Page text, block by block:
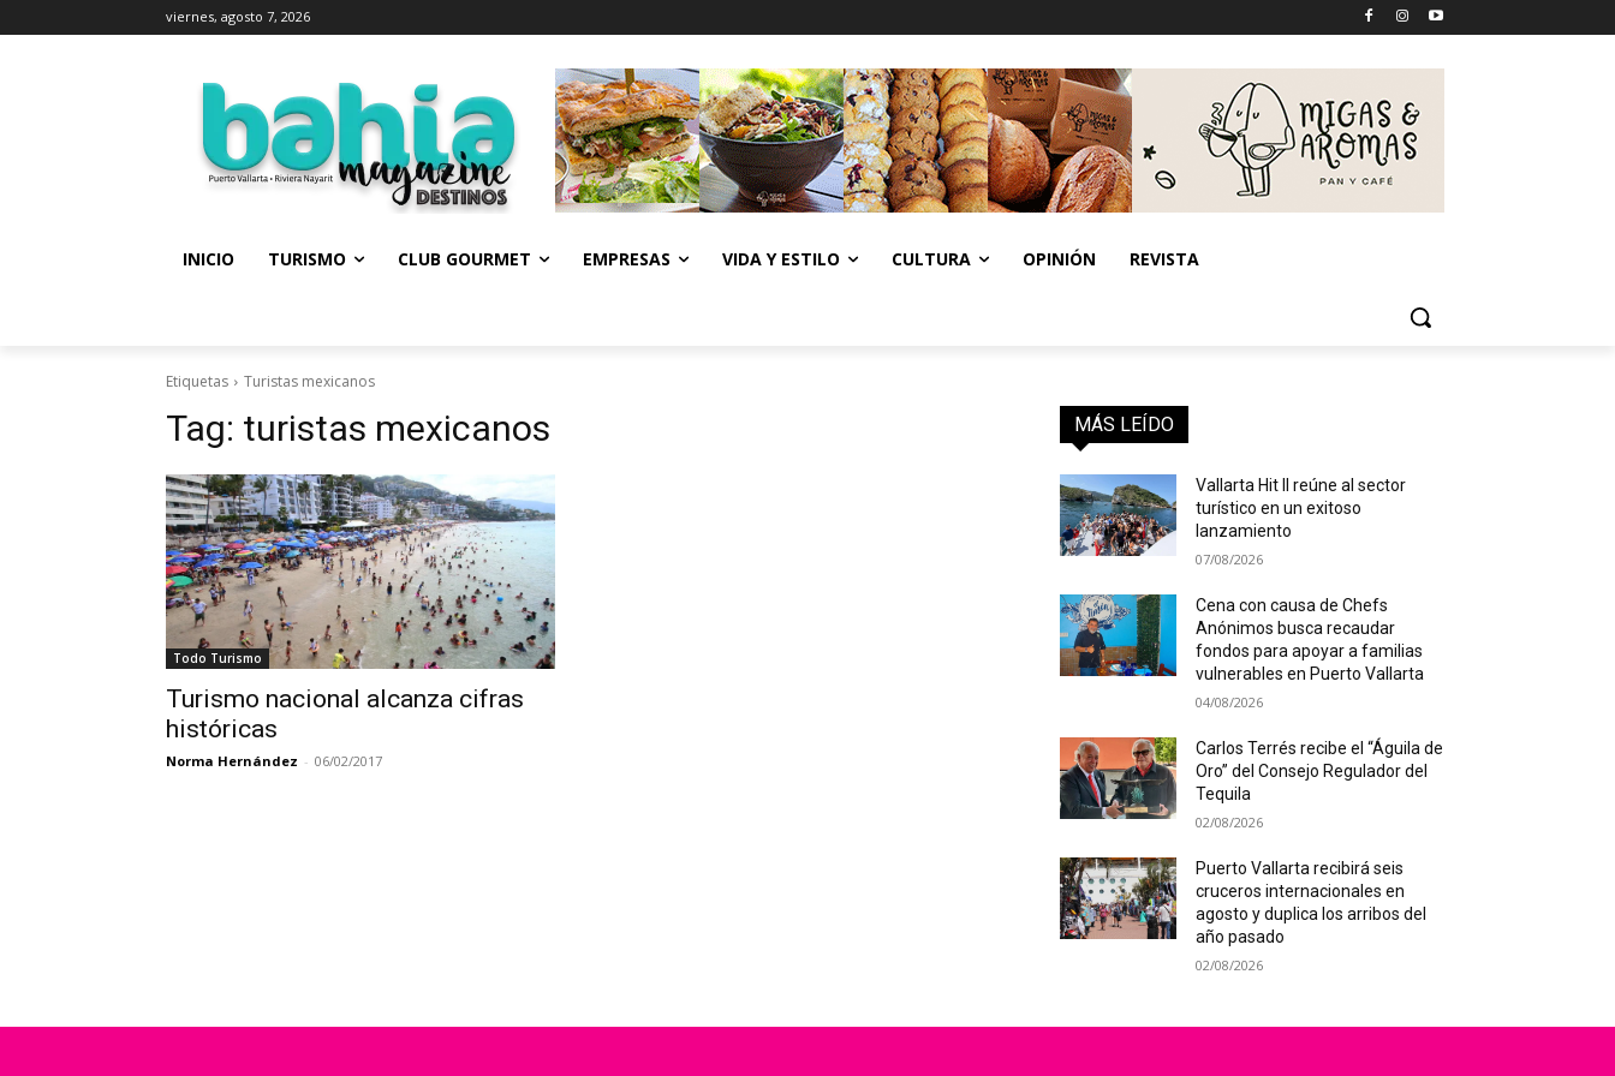
viernes, agosto 7, 2026
INICIO TURISMO CLUB GOURMET EMPRESAS VIDA Y ESTILO CULTURA OPINIÓN REVISTA
Etiquetas Turistas mexicanos
Tag: turistas mexicanos
Todo Turismo
Turismo nacional alcanza cifras
históricas
Norma Hernández - 06/02/2017
MÁS LEÍDO
Vallarta Hit II reúne al sector
turístico en un exitoso
lanzamiento
07/08/2026
Cena con causa de Chefs
Anónimos busca recaudar
fondos para apoyar a familias
vulnerables en Puerto Vallarta
04/08/2026
Carlos Terrés recibe el “Águila de
Oro” del Consejo Regulador del
Tequila
02/08/2026
Puerto Vallarta recibirá seis
cruceros internacionales en
agosto y duplica los arribos del
año pasado
02/08/2026